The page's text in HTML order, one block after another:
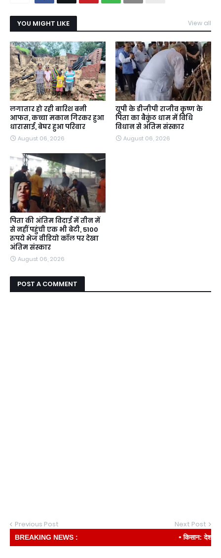
YOU MIGHT LIKE View all
लगातार हो रही बारिश बनी
आफत, कच्चा मकान गिरकर हुआ
धारासाई, बेघर हुआ परिवार
August 06, 2026
यूपी के डीजीपी राजीव कृष्ण के
पिता का बैकुंठ धाम में विधि
विधान से अंतिम संस्कार
August 06, 2026
पिता की अंतिम विदाई में तीन में
से नहीं पहुंची एक भी बेटी, 5100
रुपये भेज वीडियो कॉल पर देखा
अंतिम संस्कार
August 06, 2026
POST A COMMENT
Previous Post Next Post
BREAKING NEWS : • किसान: देश की रीढ़